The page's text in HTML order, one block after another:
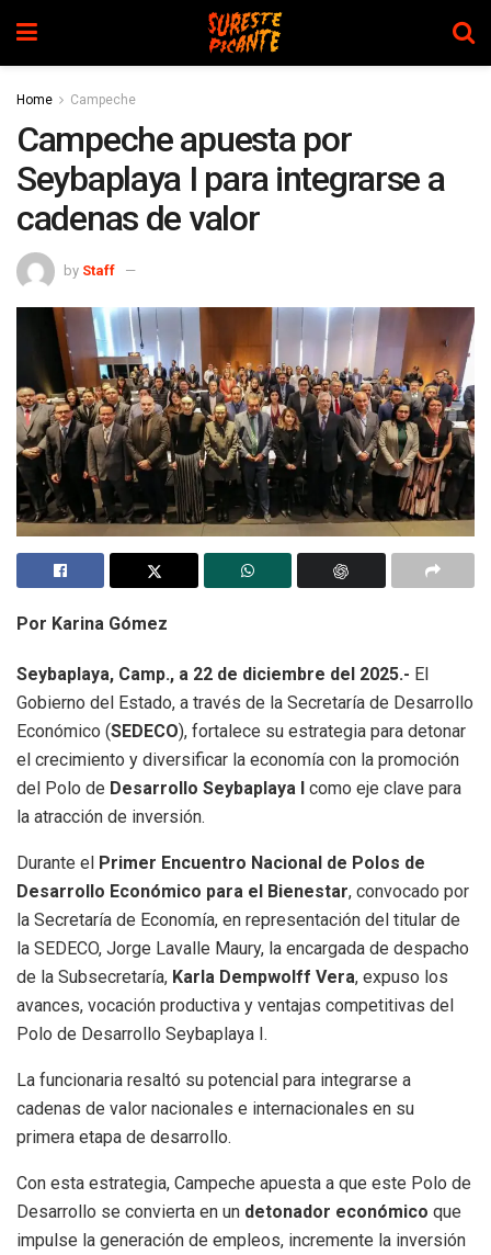
Home Campeche
Campeche apuesta por
Seybaplaya I para integrarse a
cadenas de valor
by Staff
Por Karina Gómez
Seybaplaya, Camp., a 22 de diciembre del 2025.- El
Gobierno del Estado, a través de la Secretaría de Desarrollo
Económico (SEDECO), fortalece su estrategia para detonar
el crecimiento y diversificar la economía con la promoción
del Polo de Desarrollo Seybaplaya I como eje clave para
la atracción de inversión.
Durante el Primer Encuentro Nacional de Polos de
Desarrollo Económico para el Bienestar, convocado por
la Secretaría de Economía, en representación del titular de
la SEDECO, Jorge Lavalle Maury, la encargada de despacho
de la Subsecretaría, Karla Dempwolff Vera, expuso los
avances, vocación productiva y ventajas competitivas del
Polo de Desarrollo Seybaplaya I.
La funcionaria resaltó su potencial para integrarse a
cadenas de valor nacionales e internacionales en su
primera etapa de desarrollo.
Con esta estrategia, Campeche apuesta a que este Polo de
Desarrollo se convierta en un detonador económico que
impulse la generación de empleos, incremente la inversión